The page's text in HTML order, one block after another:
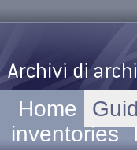
Home
inventories